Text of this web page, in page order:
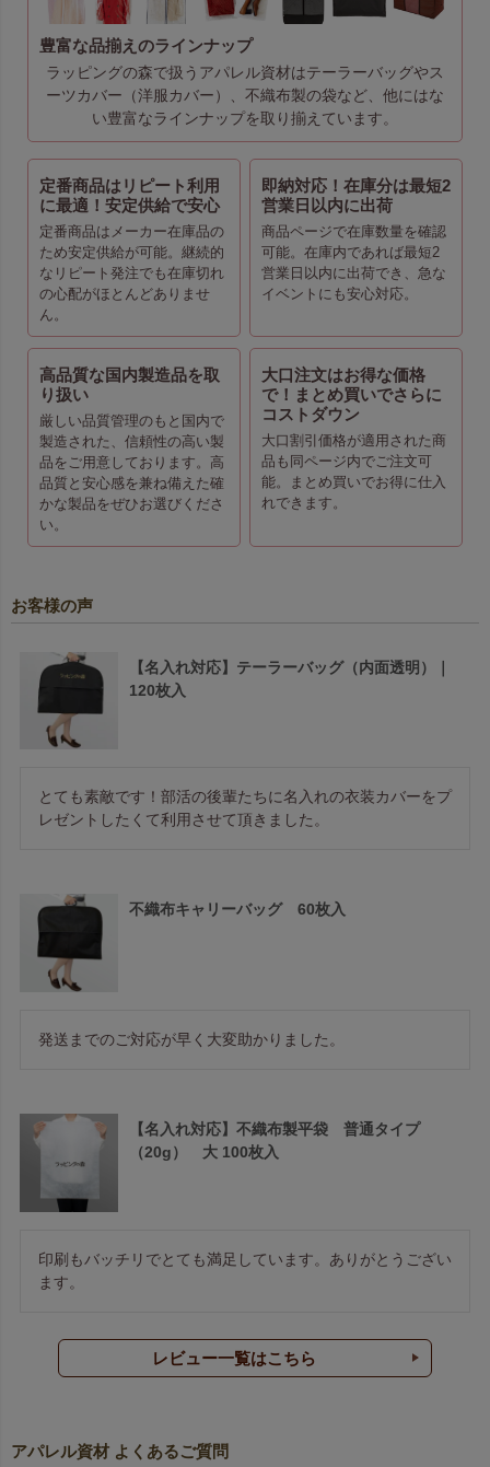
豊富な品揃えのラインナップ
ラッピングの森で扱うアパレル資材はテーラーバッグやス
ーツカバー（洋服カバー）、不織布製の袋など、他にはな
い豊富なラインナップを取り揃えています。
定番商品はリピート利用
に最適！安定供給で安心
定番商品はメーカー在庫品の
ため安定供給が可能。継続的
なリピート発注でも在庫切れ
の心配がほとんどありませ
ん。
即納対応！在庫分は最短2
営業日以内に出荷
商品ページで在庫数量を確認
可能。在庫内であれば最短2
営業日以内に出荷でき、急な
イベントにも安心対応。
高品質な国内製造品を取
り扱い
厳しい品質管理のもと国内で
製造された、信頼性の高い製
品をご用意しております。高
品質と安心感を兼ね備えた確
かな製品をぜひお選びくださ
い。
大口注文はお得な価格
で！まとめ買いでさらに
コストダウン
大口割引価格が適用された商
品も同ページ内でご注文可
能。まとめ買いでお得に仕入
れできます。
お客様の声
【名入れ対応】テーラーバッグ（内面透明）｜
120枚入
とても素敵です！部活の後輩たちに名入れの衣装カバーをプ
レゼントしたくて利用させて頂きました。
不織布キャリーバッグ 60枚入
発送までのご対応が早く大変助かりました。
【名入れ対応】不織布製平袋 普通タイプ
（20g） 大 100枚入
印刷もバッチリでとても満足しています。ありがとうござい
ます。
レビュー一覧はこちら
アパレル資材 よくあるご質問